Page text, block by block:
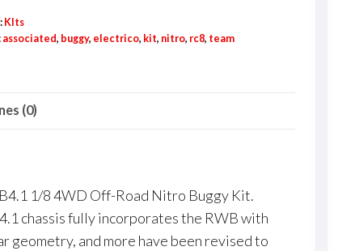
KIts
associated, buggy, electrico, kit, nitro, rc8, team
(0)
1/8 4WD Off-Road Nitro Buggy Kit.
chassis fully incorporates the RWB with
geometry, and more have been revised to